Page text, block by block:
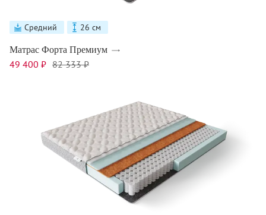
Средний 26 см
Матрас Форта Премиум
49 400 ₽ 82 333 ₽